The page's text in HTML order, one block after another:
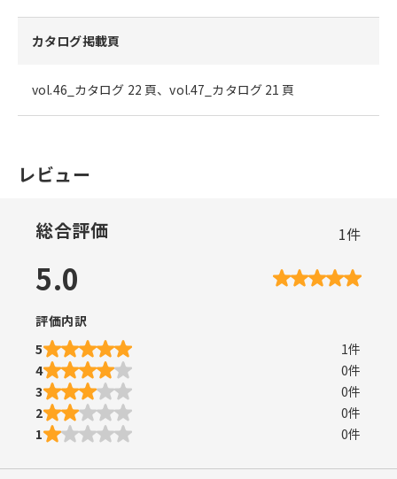
カタログ掲載頁
vol.46_カタログ 22 頁、vol.47_カタログ 21 頁
レビュー
総合評価 1件
5.0
評価内訳
5
1件
4
0件
3
0件
2
0件
1
0件